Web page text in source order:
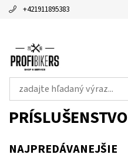
+421911895383
PRÍSLUŠENSTVO
NAJPREDÁVANEJŠIE